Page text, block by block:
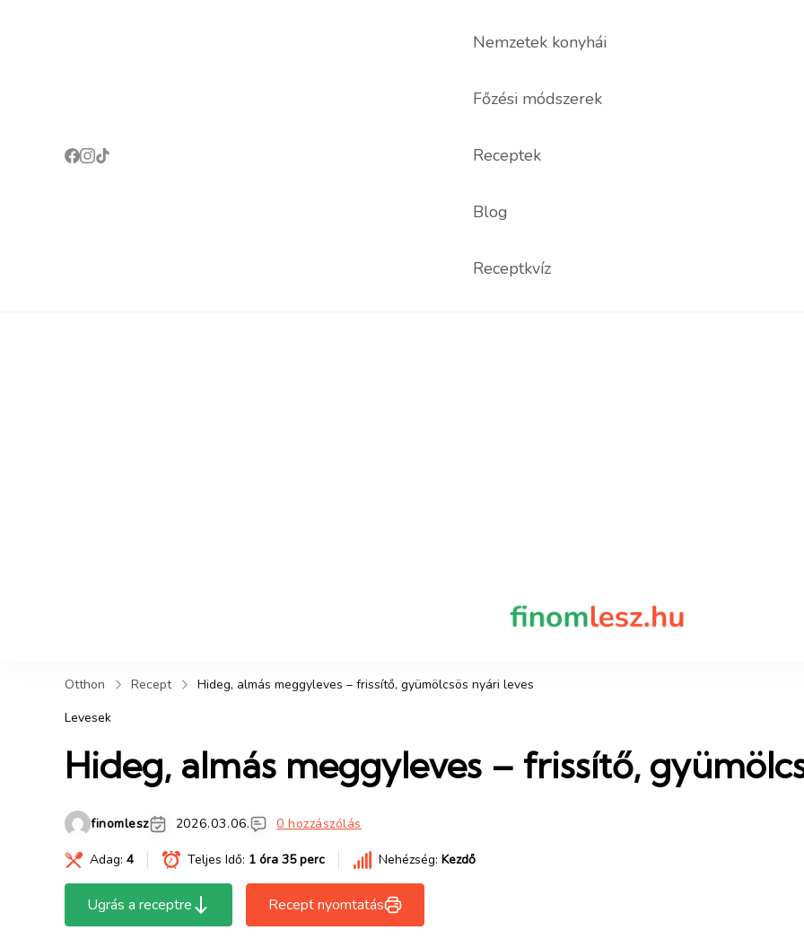
Nemzetek konyhái
Főzési módszerek
Receptek
Blog
Receptkvíz
Otthon Recept
Hideg, almás meggyleves – frissítő, gyümölcsös nyári leves
Levesek
Hideg, almás meggyleves – frissítő,
finomlesz 2026.03.06. 0 hozzászólás
Adag: 4 Teljes Idő: 1 óra 35 perc Nehézség: Kezdő
Ugrás a receptre Recept nyomtatás